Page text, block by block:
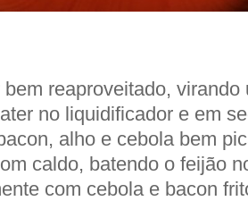
reaproveitado, virando
no liquidificador e em
alho e cebola bem
caldo, batendo o feijão
com cebola e bacon